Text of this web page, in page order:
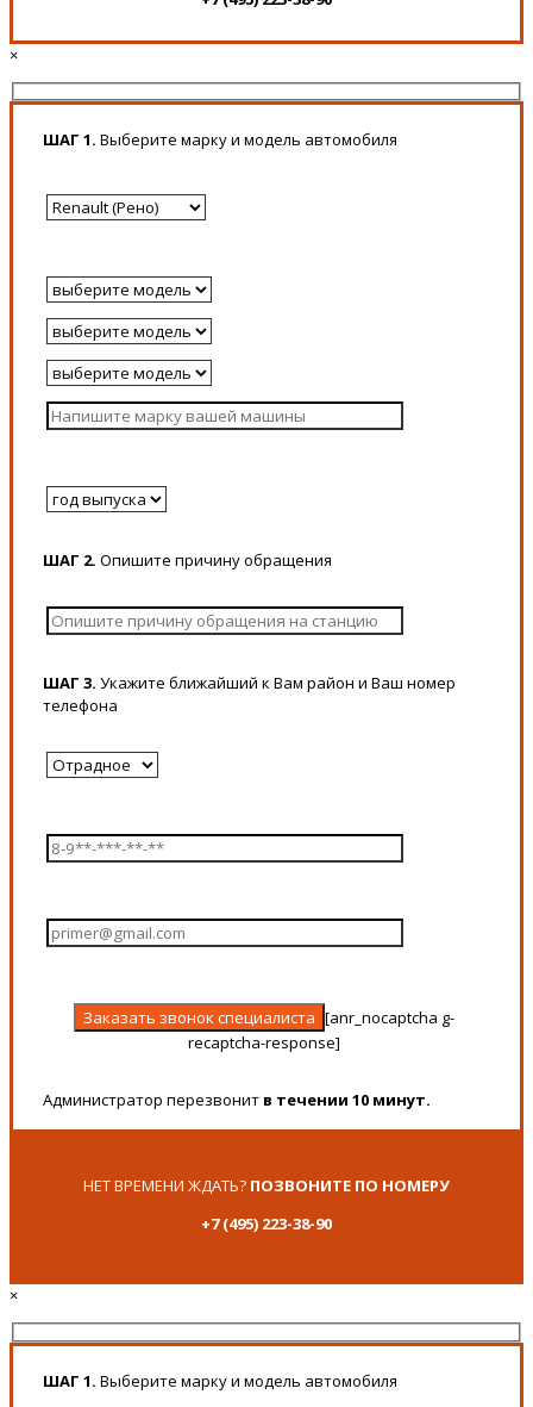
×
ШАГ 1. Выберите марку и модель автомобиля
ШАГ 2. Опишите причину обращения
ШАГ 3. Укажите ближайший к Вам район и Ваш номер
телефона
[anr_nocaptcha g-
recaptcha-response]
Администратор перезвонит в течении 10 минут.
НЕТ ВРЕМЕНИ ЖДАТЬ? ПОЗВОНИТЕ ПО НОМЕРУ
+7 (495) 223-38-90
×
ШАГ 1. Выберите марку и модель автомобиля